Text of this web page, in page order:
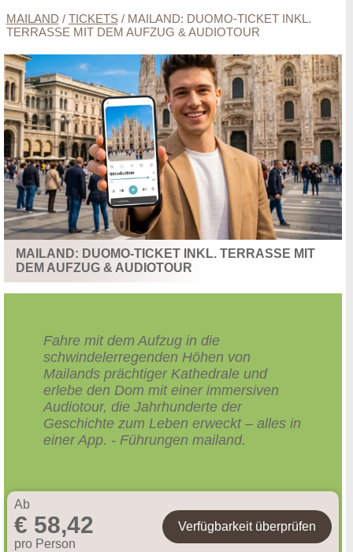
MAILAND / TICKETS/ MAILAND: DUOMO-TICKET INKL.
TERRASSE MIT DEM AUFZUG & AUDIOTOUR
MAILAND: DUOMO-TICKET INKL. TERRASSE MIT
DEM AUFZUG & AUDIOTOUR
Fahre mit dem Aufzug in die
schwindelerregenden Höhen von
Mailands prächtiger Kathedrale und
erlebe den Dom mit einer immersiven
Audiotour, die Jahrhunderte der
Geschichte zum Leben erweckt – alles in
einer App. - Führungen mailand.
Ab
€ 58,42
pro Person
Verfügbarkeit überprüfen